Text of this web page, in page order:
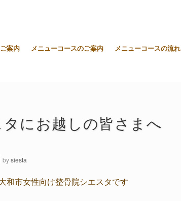
案内 メニューコースのご案内 メニューコースの流れ
タにお越しの皆さまへ
bysiesta
和市女性向け整骨院シエスタです